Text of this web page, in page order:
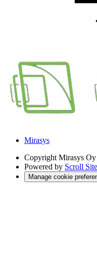
Mirasys
Copyright Mirasys Oy
Powered by Scroll
Manage cookie